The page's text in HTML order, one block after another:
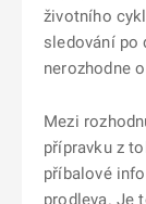
životního
sledování po
nerozhodne
Mezi
přípravku z
příbalové
prodleva. Je